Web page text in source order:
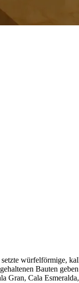
würfelförmige,
Bauten
Cala